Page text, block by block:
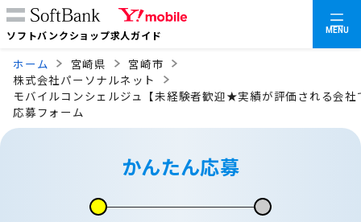
ソフトバンクショップ求人ガイド MENU
ホーム 宮崎県
宮崎市
株式会社パーソナルネット
モバイルコンシェルジュ【未経験者歓迎★実績が評価される会社
応募フォーム
かんたん応募